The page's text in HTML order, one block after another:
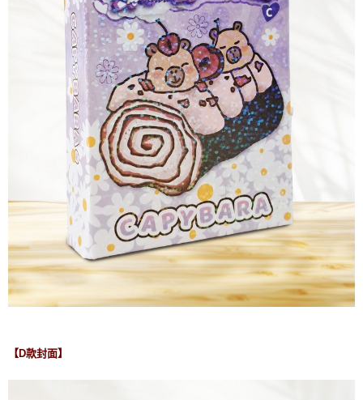
【D款封面】